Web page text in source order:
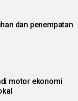
dan penempatan
motor ekonomi